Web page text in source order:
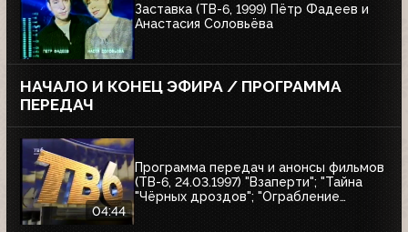
Заставка (ТВ-6, 1999) Пётр Фадеев и
Анастасия Соловьёва
НАЧАЛО И КОНЕЦ ЭФИРА / ПРОГРАММА
ПЕРЕДАЧ
04:44
Программа передач и анонсы фильмов
(ТВ-6, 24.03.1997) "Взаперти"; "Тайна
"Чёрных дроздов"; "Ограбление